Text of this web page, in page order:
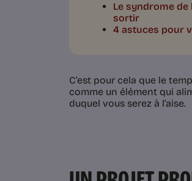
Le syndrome de
sortir
4 astuces pour
C’est pour cela que le
comme un élément qui
duquel vous serez à l’aise.